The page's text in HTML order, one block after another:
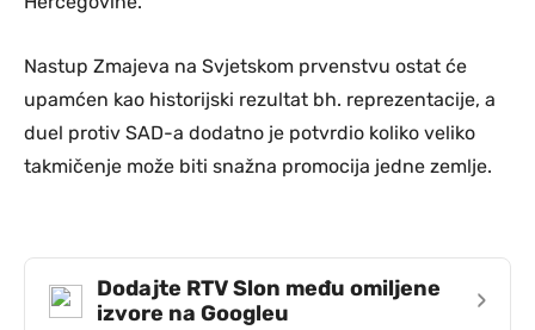
Nastup Zmajeva na Svjetskom prvenstvu ostat će
upamćen kao historijski rezultat bh. reprezentacije, a
duel protiv SAD-a dodatno je potvrdio koliko veliko
takmičenje može biti snažna promocija jedne zemlje.
Dodajte RTV Slon među omiljene
izvore na Googleu
›